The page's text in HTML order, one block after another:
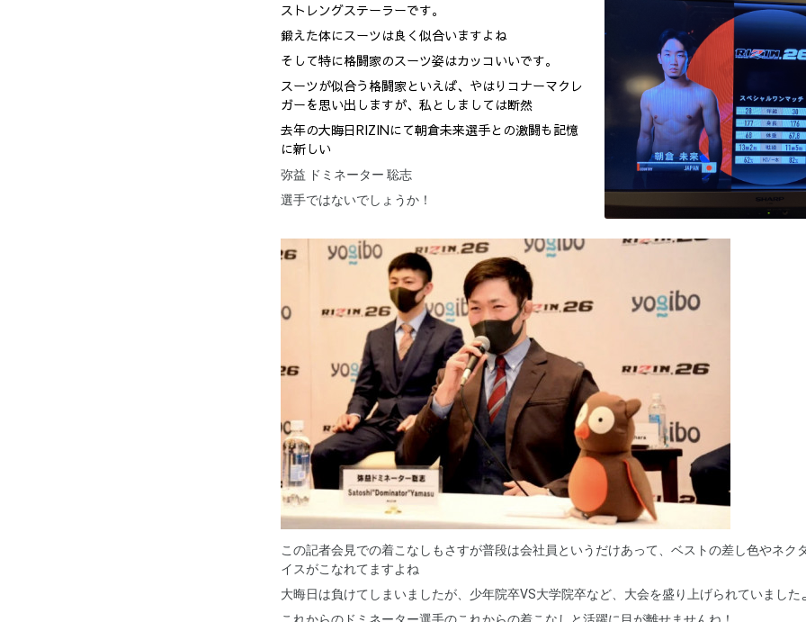
ストレングステーラーです。
鍛えた体にスーツは良く似合いますよね
そして特に格闘家のスーツ姿はカッコいいです。
スーツが似合う格闘家といえば、やはりコナーマクレ
ガーを思い出しますが、私としましては断然
去年の大晦日RIZINにて朝倉未来選手との激闘も記憶
に新しい
弥益 ドミネーター 聡志
選手ではないでしょうか！
この記者会見での着こなしもさすが普段は会社員というだけあって、ベストの差し色やネク
イスがこなれてますよね
大晦日は負けてしまいましたが、少年院卒VS大学院卒など、大会を盛り上げられていました
これからのドミネーター選手のこれからの着こなしと活躍に目が離せませんね！